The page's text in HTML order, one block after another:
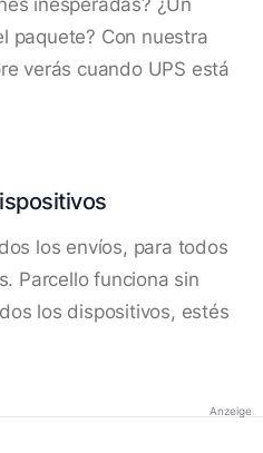
paquete? Con nuestra
verás cuando UPS está
los envíos, para todos
Parcello funciona sin
los dispositivos, estés
Anzeige